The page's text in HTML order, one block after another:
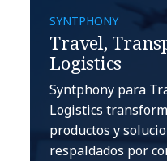
SYNTPHONY
Travel,
Logistics
Syntphony para
Logistics
productos y
respaldados por